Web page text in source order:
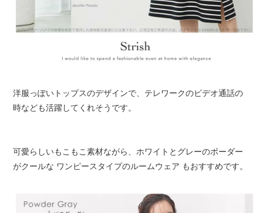
洋服っぽいトップスのデザインで、テレワークのビデオ通話の
時なども活躍してくれそうです。
可愛らしいもこもこ素材ながら、ホワイトとグレーのボーダー
がクールな ワンピースタイプのルームウェア もおすすめです。